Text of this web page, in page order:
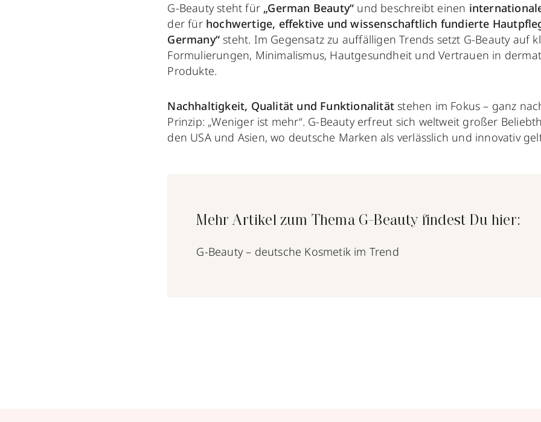
G-Beauty steht für „German Beauty“ und beschreibt einen
der für hochwertige, effektive und wissenschaftlich fundierte
Germany“steht. Im Gegensatz zu auffälligen Trends setzt G-Beauty auf
Formulierungen, Minimalismus, Hautgesundheit und Vertrauen in
Produkte.
Nachhaltigkeit, Qualität und Funktionalitätstehen im Fokus – ganz
Prinzip: „Weniger ist mehr“. G-Beauty erfreut sich weltweit großer
den USA und Asien, wo deutsche Marken als verlässlich und innovativ
Mehr Artikel zum Thema G-Beauty findest Du hier:
G-Beauty – deutsche Kosmetik im Trend